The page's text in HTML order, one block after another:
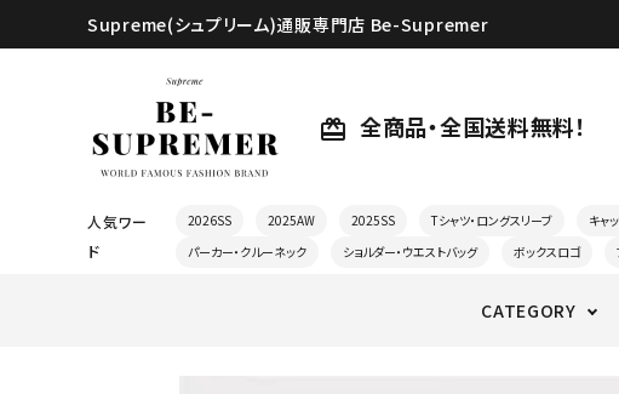
Supreme(シュプリーム)通販専門店 Be-Supremer
card_giftcard 全商品・全国送料無料！
人気ワー
ド
2026SS 2025AW 2025SS Tシャツ・ロングスリーブ
キャ
パーカー・クルーネック
ショルダー・ウエストバッグ ボックスロゴ
CATEGORY